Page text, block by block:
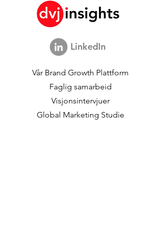
Platform Is Not About
The Model
LinkedIn
Vår Brand Growth Plattform
Faglig samarbeid
Visjonsintervjuer
Global Marketing Studie